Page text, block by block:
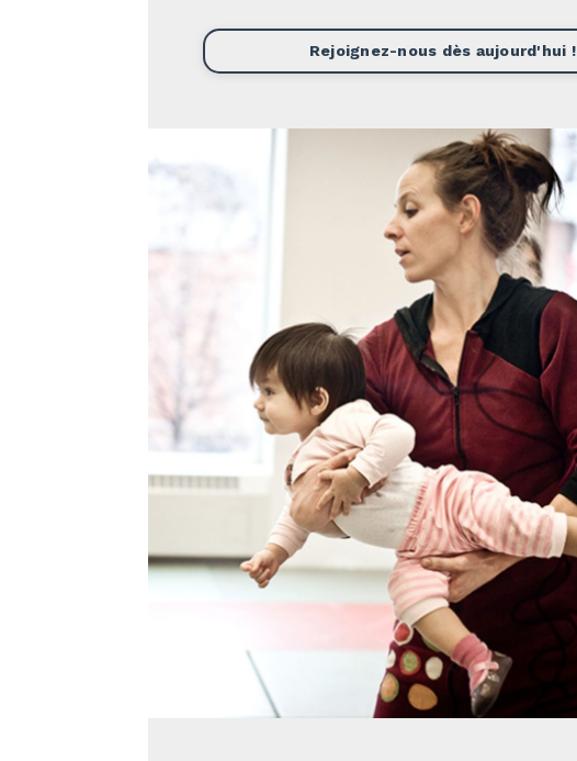
Rejoignez-nous dès aujourd'hui !